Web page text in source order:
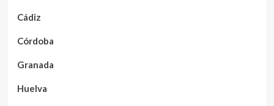
Cádiz
Córdoba
Granada
Huelva